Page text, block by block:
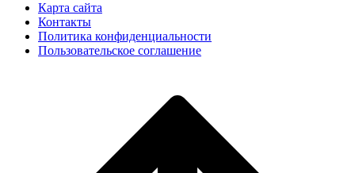
Карта сайта
Контакты
Политика конфиденциальности
Пользовательское соглашение